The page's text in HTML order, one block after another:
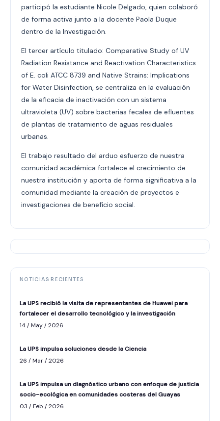
participó la estudiante Nicole Delgado, quien colaboró
de forma activa junto a la docente Paola Duque
dentro de la Investigación.
El tercer artículo titulado: Comparative Study of UV
Radiation Resistance and Reactivation Characteristics
of E. coli ATCC 8739 and Native Strains: Implications
for Water Disinfection, se centraliza en la evaluación
de la eficacia de inactivación con un sistema
ultravioleta (UV) sobre bacterias fecales de efluentes
de plantas de tratamiento de aguas residuales
urbanas.
El trabajo resultado del arduo esfuerzo de nuestra
comunidad académica fortalece el crecimiento de
nuestra institución y aporta de forma significativa a la
comunidad mediante la creación de proyectos e
investigaciones de beneficio social.
NOTICIAS RECIENTES
La UPS recibió la visita de representantes de Huawei para
fortalecer el desarrollo tecnológico y la investigación
14 / May / 2026
La UPS impulsa soluciones desde la Ciencia
26 / Mar / 2026
La UPS impulsa un diagnóstico urbano con enfoque de justicia
socio-ecológica en comunidades costeras del Guayas
03 / Feb / 2026
ASISTENTE UPS